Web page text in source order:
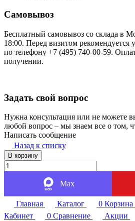
Самовывоз
Бесплатный самовывоз со склада в
18:00. Перед визитом рекомендуется
по телефону +7 (495) 740-00-59.
получении.
Задать свой вопрос
Нужна консультация или не можете
любой вопрос – мы знаем все о том,
Написать сообщение
Назад к списку
В корзину
Max
Главная Каталог 0 Корзина
Кабинет
0 Сравнение Акции